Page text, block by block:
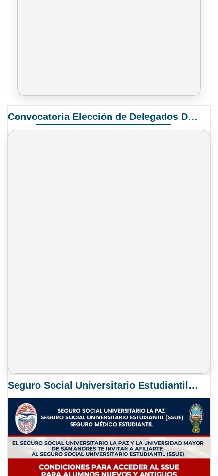
Convocatoria Elección de Delegados Docentes para el XIV Congreso Nacional de Universidades
Seguro Social Universitario Estudiantil SSUE